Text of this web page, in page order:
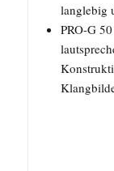
langlebig
PRO-G